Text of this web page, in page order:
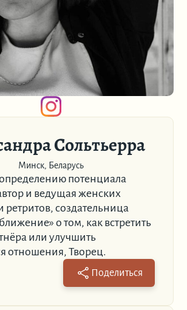
Сольтьерра
Минск, Беларусь
потенциала
и ведущая женских
ретритов, создательница
о том, как встретить
или улучшить
отношения, Творец.
Поделиться